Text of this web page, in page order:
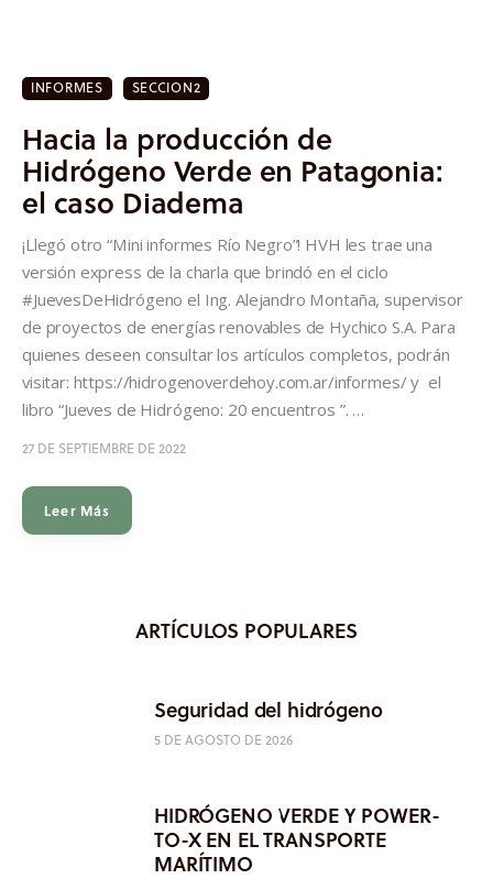
INFORMES SECCION2
Hacia la producción de
Hidrógeno Verde en Patagonia:
el caso Diadema
¡Llegó otro “Mini informes Río Negro”! HVH les trae una
versión express de la charla que brindó en el ciclo
#JuevesDeHidrógeno el Ing. Alejandro Montaña, supervisor
de proyectos de energías renovables de Hychico S.A. Para
quienes deseen consultar los artículos completos, podrán
visitar: https://hidrogenoverdehoy.com.ar/informes/ y el
libro “Jueves de Hidrógeno: 20 encuentros ”. …
27 DE SEPTIEMBRE DE 2022
Leer Más
ARTÍCULOS POPULARES
Seguridad del hidrógeno
5 DE AGOSTO DE 2026
HIDRÓGENO VERDE Y POWER-
TO-X EN EL TRANSPORTE
MARÍTIMO